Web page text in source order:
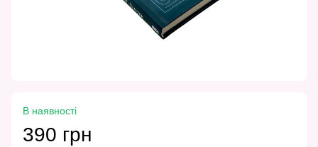
В наявності
390 грн